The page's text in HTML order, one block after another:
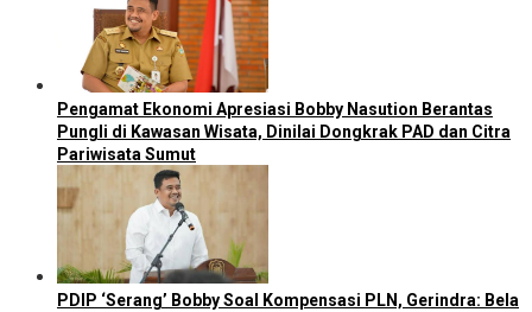
Pengamat Ekonomi Apresiasi Bobby Nasution Berantas
Pungli di Kawasan Wisata, Dinilai Dongkrak PAD dan Citra
Pariwisata Sumut
PDIP ‘Serang’ Bobby Soal Kompensasi PLN, Gerindra: Bela